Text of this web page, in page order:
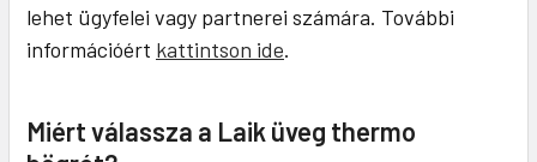
lehet ügyfelei vagy partnerei számára. További
információért kattintson ide.
Miért válassza a Laik üveg thermo